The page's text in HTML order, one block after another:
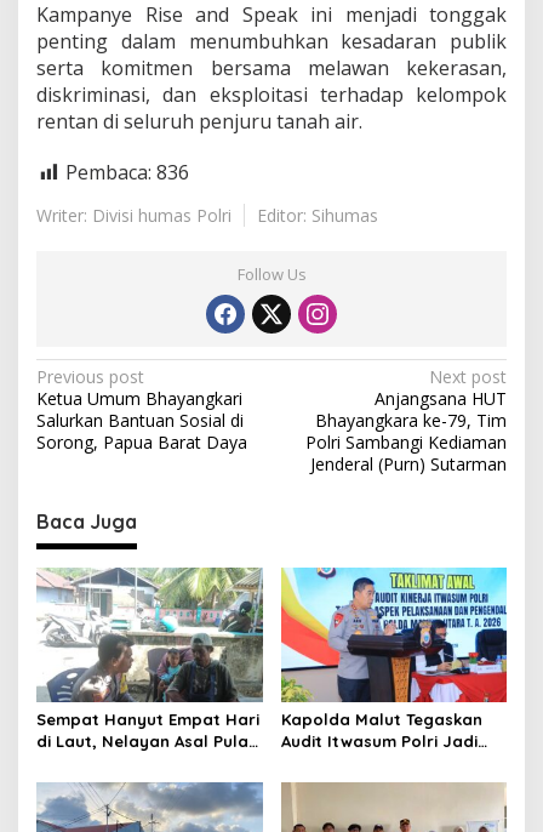
Kampanye Rise and Speak ini menjadi tonggak
penting dalam menumbuhkan kesadaran publik
serta komitmen bersama melawan kekerasan,
diskriminasi, dan eksploitasi terhadap kelompok
rentan di seluruh penjuru tanah air.
Pembaca: 836
Writer: Divisi humas Polri Editor: Sihumas
Follow Us
P
o
s
n
a
v
i
g
a
t
i
o
n
Previous post
Ketua Umum Bhayangkari
Salurkan Bantuan Sosial di
Sorong, Papua Barat Daya
Next post
Anjangsana HUT
Bhayangkara ke-79, Tim
Polri Sambangi Kediaman
Jenderal (Purn) Sutarman
Baca Juga
Sempat Hanyut Empat Hari
di Laut, Nelayan Asal Pulau
Pantai Tawakali Morotai
Utara
Kapolda Malut Tegaskan
Audit Itwasum Polri Jadi
Akuntabilitas dan Kinerja